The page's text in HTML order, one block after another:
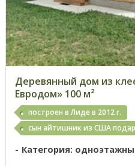
Деревянный дом из
Евродом» 100 м²
построен в Лиде в 2012 г.
сын айтишник из США
Категория: